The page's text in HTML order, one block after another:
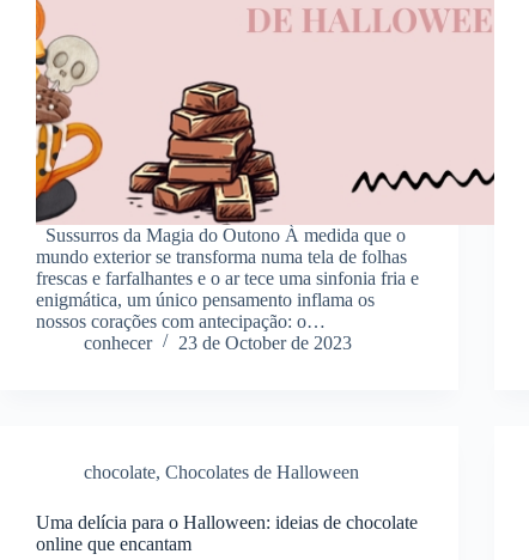
Sussurros da Magia do Outono À medida que o
mundo exterior se transforma numa tela de folhas
frescas e farfalhantes e o ar tece uma sinfonia fria e
enigmática, um único pensamento inflama os
nossos corações com antecipação: o…
conhecer
23 de October de 2023
chocolate, Chocolates de Halloween
Uma delícia para o Halloween: ideias de chocolate
online que encantam